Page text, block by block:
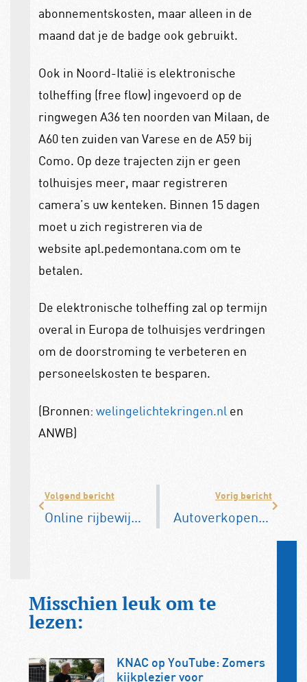
abonnementskosten, maar alleen in de
maand dat je de badge ook gebruikt.
Ook in Noord-Italië is elektronische
tolheffing (free flow) ingevoerd op de
ringwegen A36 ten noorden van Milaan, de
A60 ten zuiden van Varese en de A59 bij
Como. Op deze trajecten zijn er geen
tolhuisjes meer, maar registreren
camera’s uw kenteken. Binnen 15 dagen
moet u zich registreren via de
website apl.pedemontana.com om te
betalen.
De elektronische tolheffing zal op termijn
overal in Europa de tolhuisjes verdringen
om de doorstroming te verbeteren en
personeelskosten te besparen.
(Bronnen: welingelichtekringen.nl en
ANWB)
Volgend bericht
Online rijbewijs verlengen kan in driekwart gemeenten
Vorig bericht
Autoverkopen blijven groeien, 42% meer in mei
Misschien leuk om te
lezen:
KNAC op YouTube: Zomers
kijkplezier voor